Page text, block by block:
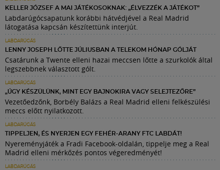
KELLER JÓZSEF A MAI JÁTÉKOSOKNAK: „ÉLVEZZÉK A JÁTÉKOT”
Labdarúgócsapatunk korábbi hátvédjével a Real Madrid
látogatása kapcsán készítettünk interjút.
LABDARÚGÁS
LENNY JOSEPH LŐTTE JÚLIUSBAN A TELEKOM HÓNAP GÓLJÁT
Csatárunk a Twente elleni hazai meccsen lőtte a szurkolók által
legszebbnek választott gólt.
LABDARÚGÁS
„ÚGY KÉSZÜLÜNK, MINT EGY BAJNOKIRA VAGY SELEJTEZŐRE”
Vezetőedzőnk, Borbély Balázs a Real Madrid elleni felkészülési
meccs előtt nyilatkozott.
LABDARÚGÁS
TIPPELJEN, ÉS NYERJEN EGY FEHÉR-ARANY FTC LABDÁT!
Nyereményjáték a Fradi Facebook-oldalán, tippelje meg a Real
Madrid elleni mérkőzés pontos végeredményét!
LABDARÚGÁS